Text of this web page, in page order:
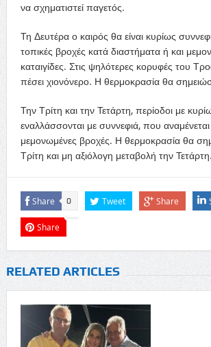
να σχηματιστεί παγετός.
Τη Δευτέρα ο καιρός θα είναι κυρίως
τοπικές βροχές κατά διαστήματα ή και
καταιγίδες. Στις ψηλότερες κορυφές του
πέσει χιονόνερο. Η θερμοκρασία θα
Την Τρίτη και την Τετάρτη, περίοδοι με
εναλλάσσονται με συννεφιά, που
μεμονωμένες βροχές. Η θερμοκρασία θα
Τρίτη και μη αξιόλογη μεταβολή την Τετάρτη.
Share 0 Tweet Share
Share
RELATED ARTICLES